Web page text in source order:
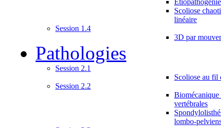
Etiopathogénie
Scoliose
linéaire
Session 1.4
3D par
Pathologies
Session 2.1
Scoliose au fil
Session 2.2
Biomécanique
vertébrales
lombo-